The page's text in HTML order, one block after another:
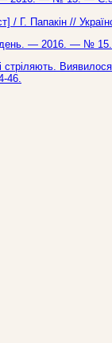
/ Г. Папакін //
— 2016. — №
46.